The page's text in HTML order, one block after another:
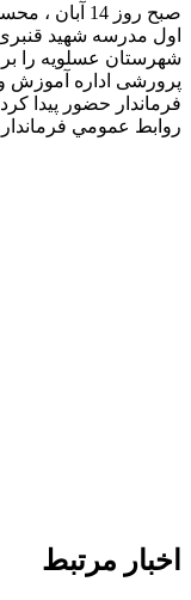
صبح روز 14
شهرستان عسلویه را
پرورشی اداره آموزش
فرماندار حضور پیدا
روابط عمومي
اخبار مرتبط